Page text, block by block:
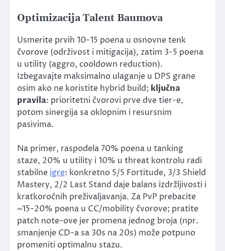
Optimizacija Talent Baumova
Usmerite prvih 10-15 poena u osnovne tenk
čvorove (održivost i mitigacija), zatim 3-5 poena
u utility (aggro, cooldown reduction).
Izbegavajte maksimalno ulaganje u DPS grane
osim ako ne koristite hybrid build; ključna
pravila: prioritetni čvorovi prve dve tier-e,
potom sinergija sa oklopnim i resursnim
pasivima.
Na primer, raspodela 70% poena u tanking
staze, 20% u utility i 10% u threat kontrolu radi
stabilne igre: konkretno 5/5 Fortitude, 3/3 Shield
Mastery, 2/2 Last Stand daje balans izdržljivosti i
kratkoročnih preživaljavanja. Za PvP prebacite
~15-20% poena u CC/mobility čvorove; pratite
patch note-ove jer promena jednog broja (npr.
smanjenje CD-a sa 30s na 20s) može potpuno
promeniti optimalnu stazu.